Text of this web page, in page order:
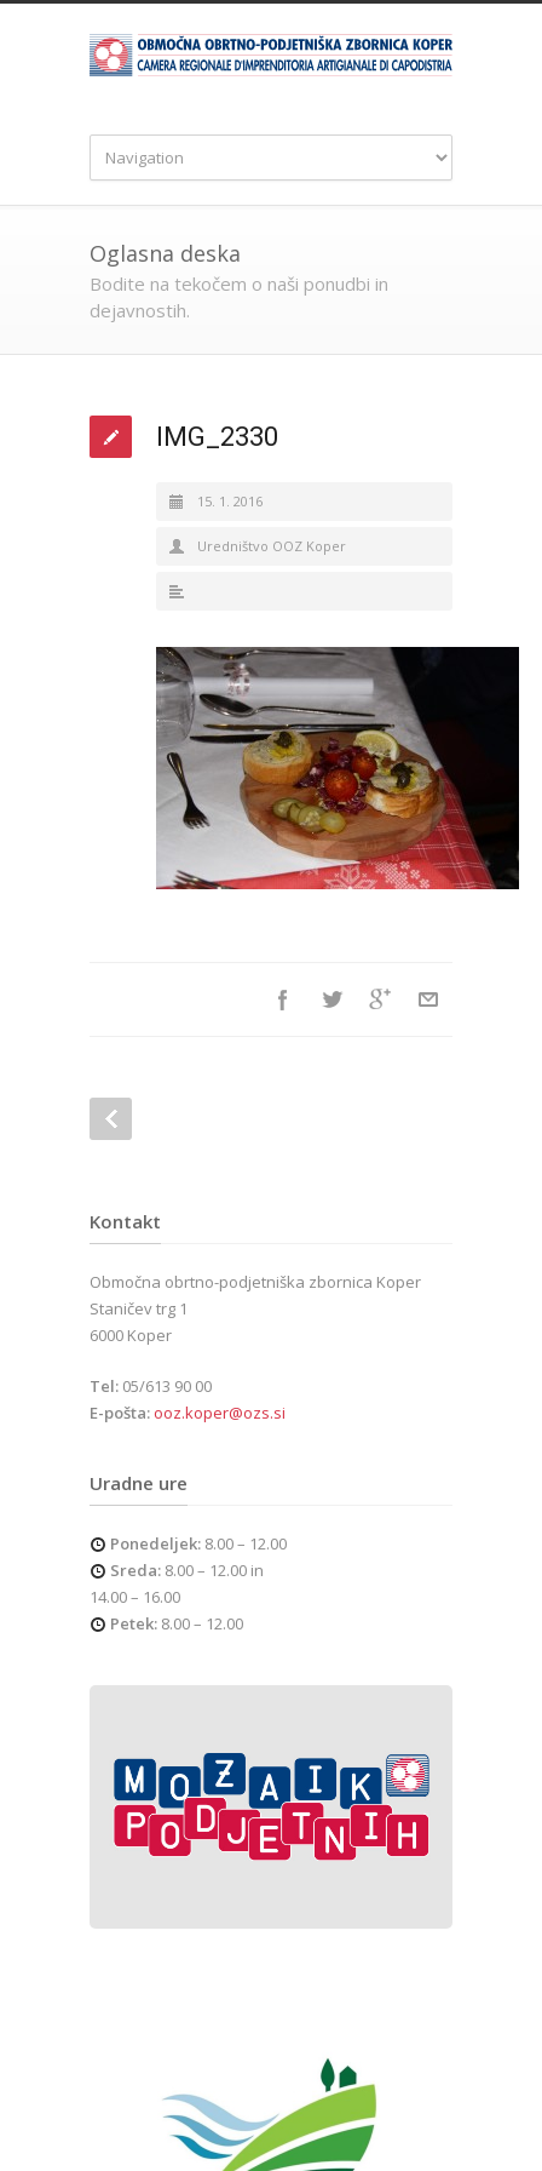
Oglasna deska
Bodite na tekočem o naši ponudbi in
dejavnostih.
IMG_2330
15. 1. 2016
Uredništvo OOZ Koper
Kontakt
Območna obrtno-podjetniška zbornica Koper
Staničev trg 1
6000 Koper
Tel: 05/613 90 00
E-pošta: ooz.koper@ozs.si
Uradne ure
Ponedeljek: 8.00 – 12.00
Sreda: 8.00 – 12.00 in
14.00 – 16.00
Petek: 8.00 – 12.00